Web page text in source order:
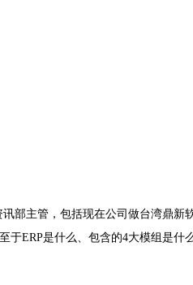
部主管，包括现在公司做台湾鼎新
至于ERP是什么、包含的4大模组是什